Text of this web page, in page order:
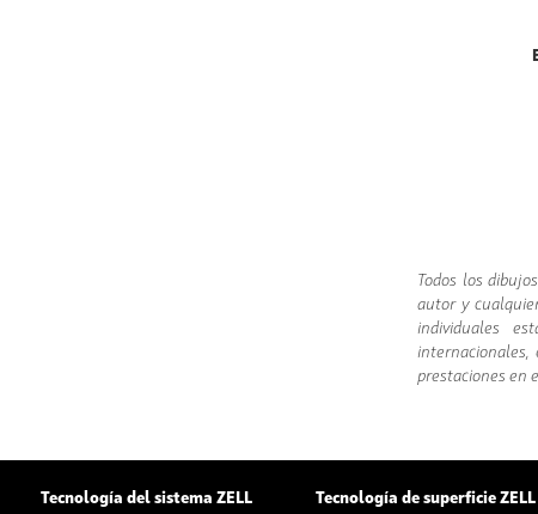
Todos los
autor y
individuales
internacionales,
prestaciones en
Tecnología del sistema ZELL
Tecnología de superficie ZELL